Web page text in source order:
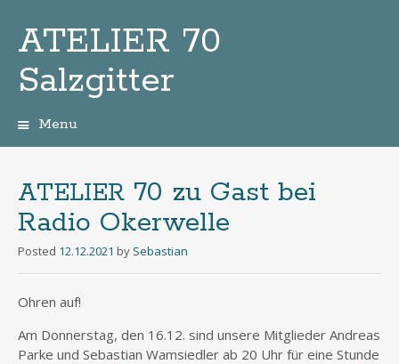
ATELIER 70
Salzgitter
Menu
ATELIER 70 zu Gast bei
Radio Okerwelle
Posted 12.12.2021 by Sebastian
Ohren auf!
Am Don­ners­tag, den 16.12. sind unse­re Mit­glie­der Andre­as
Par­ke und Sebas­ti­an Wamsied­ler ab 20 Uhr für eine Stun­de